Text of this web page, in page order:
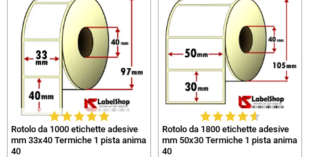
Rotolo da 1000 etichette adesive
mm 33x40 Termiche 1 pista anima
40
Rotolo da 1800 etichette adesive
mm 50x30 Termiche 1 pista anima
40